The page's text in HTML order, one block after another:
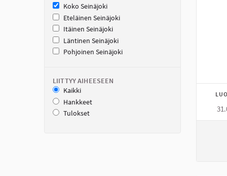
Koko Seinäjoki
Eteläinen Seinäjoki
Itäinen Seinäjoki
Läntinen Seinäjoki
Pohjoinen Seinäjoki
LIITTYY AIHEESEEN
Kaikki
Hankkeet
Tulokset